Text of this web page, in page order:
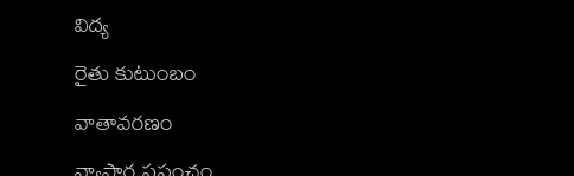
విద్య
రైతు కుటుంబం
వాతావరణం